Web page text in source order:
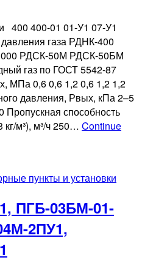
400 400-01 01-У1 07-У1
газа РДНК-400
РДСК-50М РДСК-50БМ
газ по ГОСТ 5542-87
МПа 0,6 0,6 1,2 0,6 1,2 1,2
давления, Рвых, кПа 2–5
способность
кг/м³), м³/ч 250… Continue
пункты и установки
ПГБ-03БМ-01-
2ПУ1,